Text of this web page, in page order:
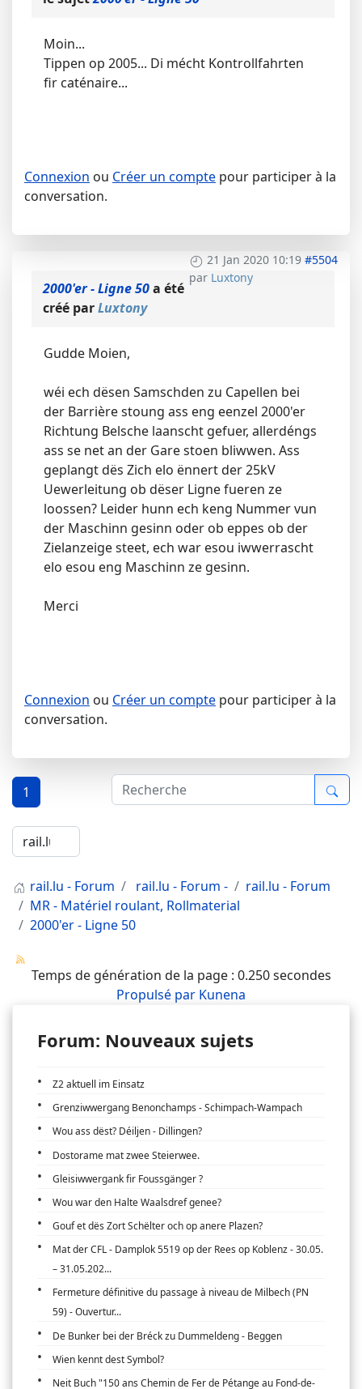
Moin...
Tippen op 2005... Di mécht Kontrollfahrten
fir caténaire...
Connexion ou Créer un compte pour participer à la
conversation.
21 Jan 2020 10:19 #5504
par Luxtony
2000'er - Ligne 50a été
créé parLuxtony
Gudde Moien,
wéi ech dësen Samschden zu Capellen bei
der Barrière stoung ass eng eenzel 2000'er
Richtung Belsche laanscht gefuer, allerdéngs
ass se net an der Gare stoen bliwwen. Ass
geplangt dës Zich elo ënnert der 25kV
Uewerleitung ob dëser Ligne fueren ze
loossen? Leider hunn ech keng Nummer vun
der Maschinn gesinn oder ob eppes ob der
Zielanzeige steet, ech war esou iwwerrascht
elo esou eng Maschinn ze gesinn.
Merci
Connexion ou Créer un compte pour participer à la
conversation.
1
rail.lu - Forum rail.lu - Forum -
rail.lu - Forum
MR - Matériel roulant, Rollmaterial
2000'er - Ligne 50
Temps de génération de la page : 0.250 secondes
Propulsé par Kunena
Forum: Nouveaux sujets
Z2 aktuell im Einsatz
Grenziwwergang Benonchamps - Schimpach-Wampach
Wou ass dëst? Déiljen - Dillingen?
Dostorame mat zwee Steierwee.
Gleisiwwergank fir Foussgänger ?
Wou war den Halte Waalsdref genee?
Gouf et dës Zort Schëlter och op anere Plazen?
Mat der CFL - Damplok 5519 op der Rees op Koblenz - 30.05.
– 31.05.202...
Fermeture définitive du passage à niveau de Milbech (PN
59) - Ouvertur...
De Bunker bei der Bréck zu Dummeldeng - Beggen
Wien kennt dest Symbol?
Neit Buch "150 ans Chemin de Fer de Pétange au Fond-de-